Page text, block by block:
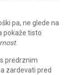
pa, ne glede na
pokaže tisto
.
predrznim
zardevati pred